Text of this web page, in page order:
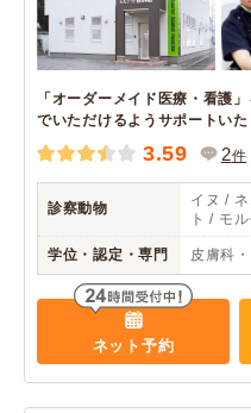
「オーダーメイド医療・看護
でいただけるようサポートいた
3.59 2件
診察動物
イヌ /
ト / モ
学位・認定・専門 皮膚科
ネット予約